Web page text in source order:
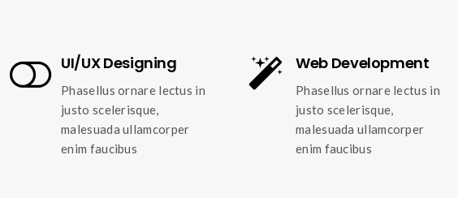
UI/UX Designing
Phasellus ornare lectus in
justo scelerisque,
malesuada ullamcorper
enim faucibus
Web Development
Phasellus ornare lectus in
justo scelerisque,
malesuada ullamcorper
enim faucibus